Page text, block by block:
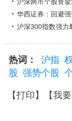
华西证券：回避
沪深300指数强力
热词： 沪指
股 强势个股
【打印】【我